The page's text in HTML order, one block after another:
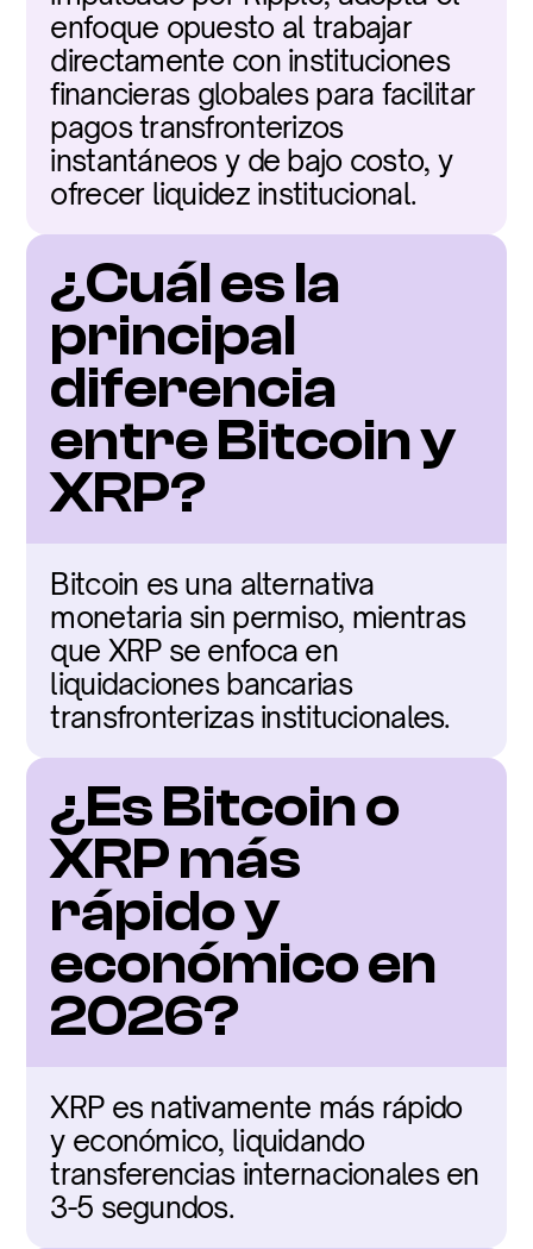
enfoque opuesto al trabajar
directamente con instituciones
financieras globales para facilitar
pagos transfronterizos
instantáneos y de bajo costo, y
ofrecer liquidez institucional.
¿Cuál es la
principal
diferencia
entre Bitcoin y
XRP?
Bitcoin es una alternativa
monetaria sin permiso, mientras
que XRP se enfoca en
liquidaciones bancarias
transfronterizas institucionales.
¿Es Bitcoin o
XRP más
rápido y
económico en
2026?
XRP es nativamente más rápido
y económico, liquidando
transferencias internacionales en
3-5 segundos.